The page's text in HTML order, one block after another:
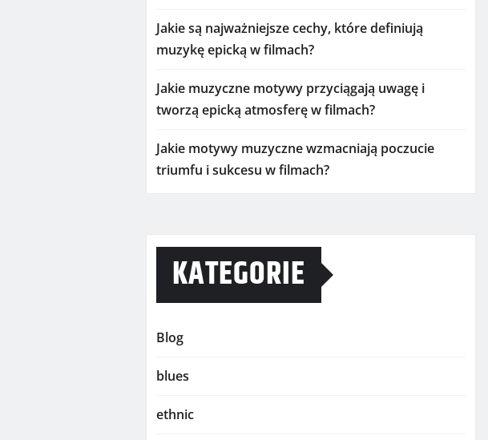
Jakie są najważniejsze cechy, które definiują
muzykę epicką w filmach?
Jakie muzyczne motywy przyciągają uwagę i
tworzą epicką atmosferę w filmach?
Jakie motywy muzyczne wzmacniają poczucie
triumfu i sukcesu w filmach?
KATEGORIE
Blog
blues
ethnic